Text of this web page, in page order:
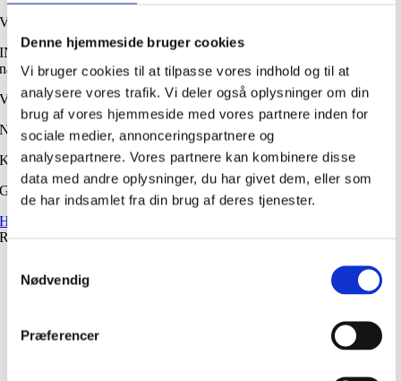
Denne hjemmeside bruger cookies
Vi bruger cookies til at tilpasse vores indhold og til at
analysere vores trafik. Vi deler også oplysninger om din
brug af vores hjemmeside med vores partnere inden for
sociale medier, annonceringspartnere og
analysepartnere. Vores partnere kan kombinere disse
data med andre oplysninger, du har givet dem, eller som
de har indsamlet fra din brug af deres tjenester.
Nødvendig
Præferencer
Varenummer: 5744004490119.
INFO om tilberedning, opbevaring, ingredienser, allergener og
næringsindhold: se datablad.
Vægt
Nettovægt: 2000 g (ca. 29. stk. af 70 g)
Konsistens
Gratin
Hent datablad
Relaterede produkter
Kuller, smørstegt
Blandet kødprodukter 3